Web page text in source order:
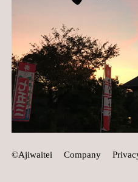
©Ajiwaitei Company